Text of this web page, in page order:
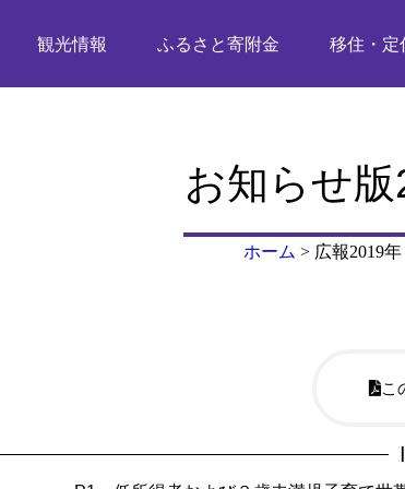
観光情報 ふるさと寄附金 移住・定
お知らせ
ホーム > 広報2019年
こ